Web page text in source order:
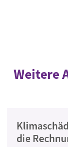
Weitere
die